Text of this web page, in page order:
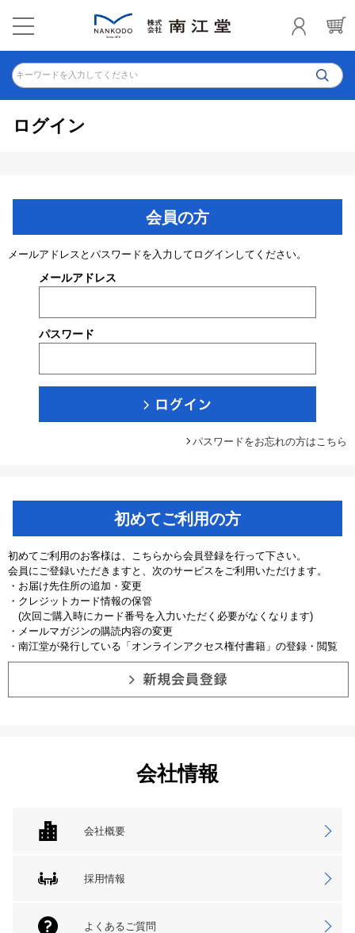
キーワードを入力してください
ログイン
会員の方
メールアドレスとパスワードを入力してログインしてください。
メールアドレス
パスワード
パスワードをお忘れの方はこちら
初めてご利用の方
初めてご利用のお客様は、こちらから会員登録を行って下さい。
会員にご登録いただきますと、次のサービスをご利用いただけます。
・お届け先住所の追加・変更
・クレジットカード情報の保管
(次回ご購入時にカード番号を入力いただく必要がなくなります)
・メールマガジンの購読内容の変更
・南江堂が発行している「オンラインアクセス権付書籍」の登録・閲覧
会社情報
会社概要
採用情報
よくあるご質問